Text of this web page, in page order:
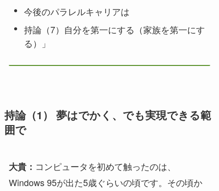
今後のパラレルキャリアは
持論（7）​自分を第一にする​（家族を第一にす
る）」
持論（1） 夢はでかく、でも実現できる範
囲で
大貴： コンピュータを初めて触ったのは、
Windows 95が出た5歳ぐらいの頃です。その頃か